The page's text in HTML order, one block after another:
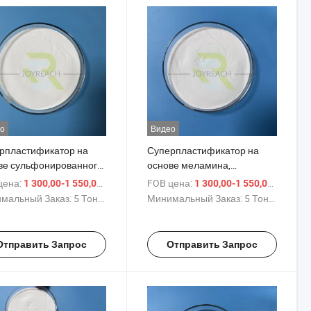
на
сульфонированного
формальдегида
проектов
1 300,00-1 550,00 $
Заказ: 5 Тонны
Запрос
Видео
Суперпластификатор на
основе меламина,
водоуменьшающее
средство, цена от фабрики в
FOB цена: 1 300,00-1 550,00 $
Минимальный Заказ: 5 Тонны
Отправить Запрос